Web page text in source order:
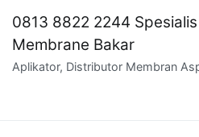
content
0813 8822 2244
Membrane Bakar
Aplikator, Distributor Membran